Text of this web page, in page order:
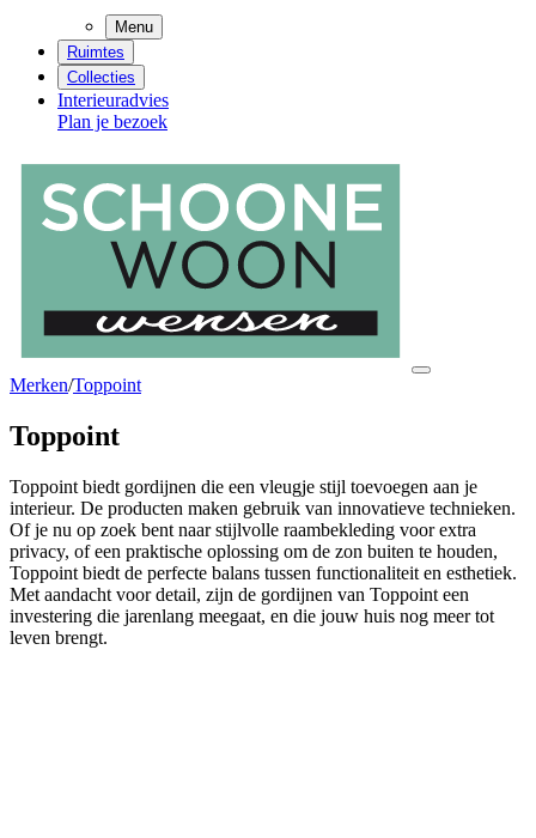
Menu
Ruimtes
Collecties
Interieuradvies
Plan je bezoek
Merken/Toppoint
Toppoint
Toppoint biedt gordijnen die een vleugje stijl toevoegen aan je
interieur. De producten maken gebruik van innovatieve technieken.
Of je nu op zoek bent naar stijlvolle raambekleding voor extra
privacy, of een praktische oplossing om de zon buiten te houden,
Toppoint biedt de perfecte balans tussen functionaliteit en esthetiek.
Met aandacht voor detail, zijn de gordijnen van Toppoint een
investering die jarenlang meegaat, en die jouw huis nog meer tot
leven brengt.